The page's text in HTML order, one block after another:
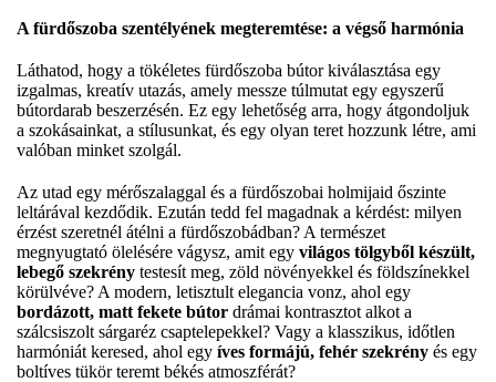
A fürdőszoba szentélyének megteremtése: a végső harmónia
Láthatod, hogy a tökéletes fürdőszoba bútor kiválasztása egy
izgalmas, kreatív utazás, amely messze túlmutat egy egyszerű
bútordarab beszerzésén. Ez egy lehetőség arra, hogy átgondoljuk
a szokásainkat, a stílusunkat, és egy olyan teret hozzunk létre, ami
valóban minket szolgál.
Az utad egy mérőszalaggal és a fürdőszobai holmijaid őszinte
leltárával kezdődik. Ezután tedd fel magadnak a kérdést: milyen
érzést szeretnél átélni a fürdőszobádban? A természet
megnyugtató ölelésére vágysz, amit egy világos tölgyből készült,
lebegő szekrény testesít meg, zöld növényekkel és földszínekkel
körülvéve? A modern, letisztult elegancia vonz, ahol egy
bordázott, matt fekete bútor drámai kontrasztot alkot a
szálcsiszolt sárgaréz csaptelepekkel? Vagy a klasszikus, időtlen
harmóniát keresed, ahol egy íves formájú, fehér szekrény és egy
boltíves tükör teremt békés atmoszférát?